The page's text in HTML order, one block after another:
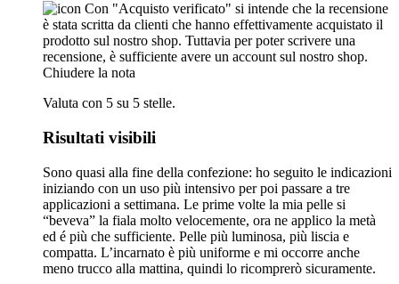
Con "Acquisto verificato" si intende che la recensione
è stata scritta da clienti che hanno effettivamente acquistato il
prodotto sul nostro shop. Tuttavia per poter scrivere una
recensione, è sufficiente avere un account sul nostro shop.
Chiudere la nota
Valuta con 5 su 5 stelle.
Risultati visibili
Sono quasi alla fine della confezione: ho seguito le indicazioni
iniziando con un uso più intensivo per poi passare a tre
applicazioni a settimana. Le prime volte la mia pelle si
“beveva” la fiala molto velocemente, ora ne applico la metà
ed é più che sufficiente. Pelle più luminosa, più liscia e
compatta. L’incarnato è più uniforme e mi occorre anche
meno trucco alla mattina, quindi lo ricomprerò sicuramente.